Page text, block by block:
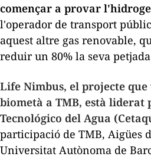
començar a provar
l'operador de transport
aquest altre gas renovable,
reduir un 80% la seva
Life Nimbus, el projecte
biometà a TMB, està liderat
Tecnológico del Agua
participació de TMB, Aigües
Universitat Autònoma de